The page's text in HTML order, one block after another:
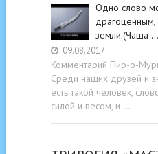
Одно слово
земли.(Чаша …
09.08.2017
Комментарий Пир-о-
Среди наших друзей и
есть такой человек,
силой и весом, и …